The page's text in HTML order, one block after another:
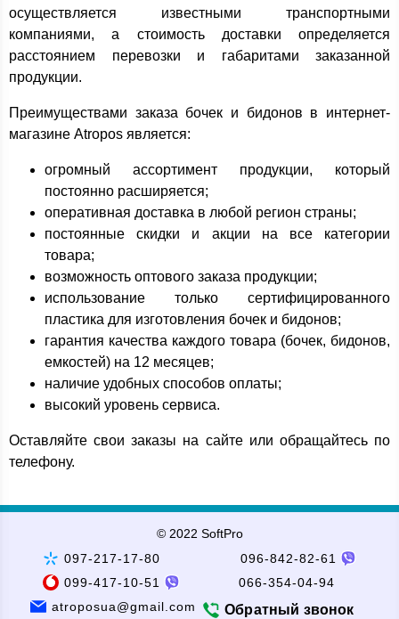
осуществляется известными транспортными
компаниями, а стоимость доставки определяется
расстоянием перевозки и габаритами заказанной
продукции.
Преимуществами заказа бочек и бидонов в интернет-
магазине Atropos является:
огромный ассортимент продукции, который
постоянно расширяется;
оперативная доставка в любой регион страны;
постоянные скидки и акции на все категории
товара;
возможность оптового заказа продукции;
использование только сертифицированного
пластика для изготовления бочек и бидонов;
гарантия качества каждого товара (бочек, бидонов,
емкостей) на 12 месяцев;
наличие удобных способов оплаты;
высокий уровень сервиса.
Оставляйте свои заказы на сайте или обращайтесь по
телефону.
© 2022 SoftPro
097-217-17-80
096-842-82-61
099-417-10-51
066-354-04-94
atroposua@gmail.com
Обратный звонок